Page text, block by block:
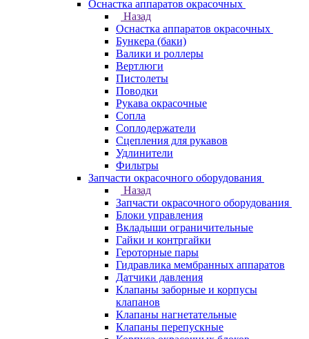
Оснастка аппаратов окрасочных
Назад
Оснастка аппаратов окрасочных
Бункера (баки)
Валики и роллеры
Вертлюги
Пистолеты
Поводки
Рукава окрасочные
Сопла
Соплодержатели
Сцепления для рукавов
Удлинители
Фильтры
Запчасти окрасочного оборудования
Назад
Запчасти окрасочного оборудования
Блоки управления
Вкладыши ограничительные
Гайки и контргайки
Героторные пары
Гидравлика мембранных аппаратов
Датчики давления
Клапаны заборные и корпусы
клапанов
Клапаны нагнетательные
Клапаны перепускные